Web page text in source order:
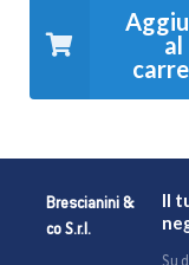
al
Brescianini &
co S.r.l.
Il
Su